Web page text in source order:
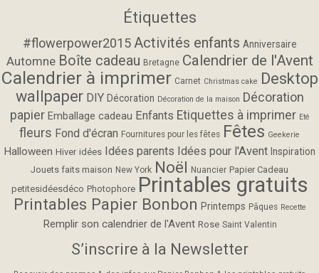
Étiquettes
#flowerpower2015 Activités enfants Anniversaire
Automne Boîte cadeau Bretagne Calendrier de l'Avent
Calendrier à imprimer Carnet Christmas cake Desktop
wallpaper DIY Décoration Décoration de la maison Décoration
papier Emballage cadeau Enfants Etiquettes à imprimer Eté
fleurs Fond d'écran Fournitures pour les fêtes Fêtes Geekerie
Halloween Hiver idées Idées parents Idées pour l'Avent Inspiration
Jouets faits maison New York Noël Nuancier Papier Cadeau
petitesidéesdéco Photophore Printables gratuits
Printables Papier Bonbon Printemps Pâques Recette
Remplir son calendrier de l'Avent Rose Saint Valentin
S’inscrire à la Newsletter